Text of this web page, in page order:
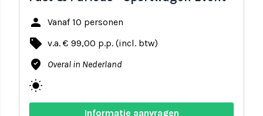
person Vanaf 10 personen
local_offer v.a. € 99,00 p.p. (incl. btw)
where_to_vote Overal in Nederland
wb_sunny
Informatie aanvragen